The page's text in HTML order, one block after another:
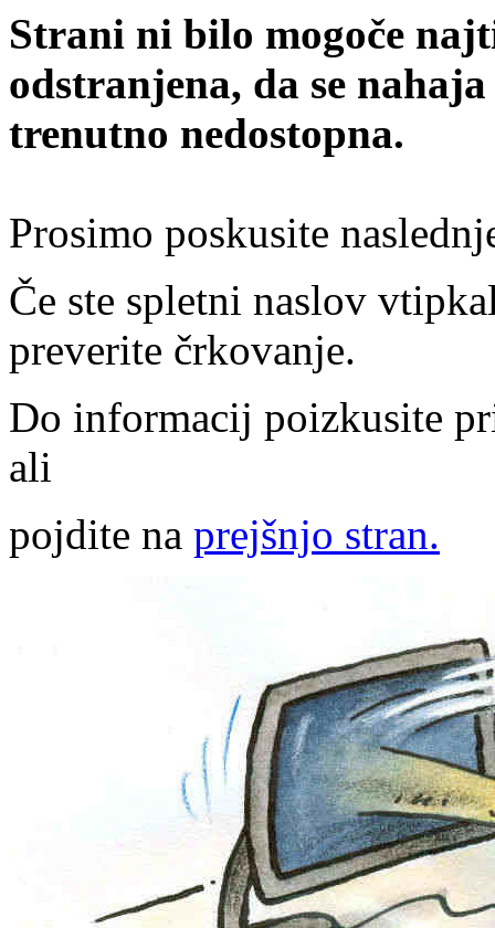
Strani ni bilo mogoče
odstranjena, da se
trenutno nedostopna.
Prosimo poskusite
Če ste spletni naslov
preverite črkovanje.
Do informacij poizkusite
ali
pojdite na prejšnjo stran.